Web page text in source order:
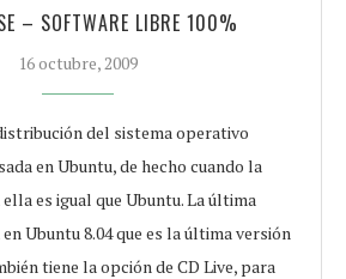
– SOFTWARE LIBRE 100%
16 octubre, 2009
del sistema operativo
en Ubuntu, de hecho cuando la
es igual que Ubuntu. La última
Ubuntu 8.04 que es la última versión
tiene la opción de CD Live, para